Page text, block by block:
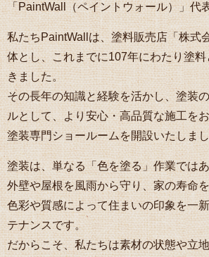
「PaintWall（ペイントウォール）」代
私たちPaintWallは、塗料販売店「株式
体とし、これまでに107年にわたり塗
きました。
その長年の知識と経験を活かし、塗装
ルとして、より安心・高品質な施工を
塗装専門ショールームを開設いたしま
塗装は、単なる「色を塗る」作業では
外壁や屋根を風雨から守り、家の寿命
色彩や質感によって住まいの印象を一
テナンスです。
だからこそ、私たちは素材の状態や立